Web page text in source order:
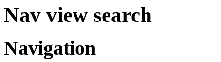
Nav view search
Navigation